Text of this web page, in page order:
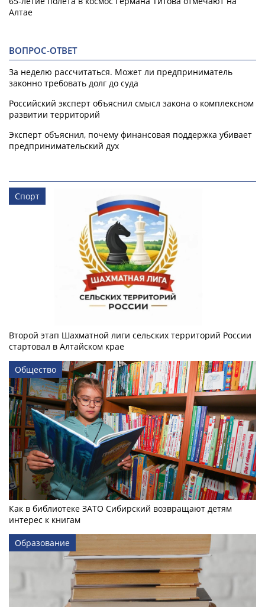
Алтае
ВОПРОС-ОТВЕТ
За неделю рассчитаться. Может ли предприниматель
законно требовать долг до суда
Российский эксперт объяснил смысл закона о комплексном
развитии территорий
Эксперт объяснил, почему финансовая поддержка убивает
предпринимательский дух
Спорт
Второй этап Шахматной лиги сельских территорий России
стартовал в Алтайском крае
Общество
Как в библиотеке ЗАТО Сибирский возвращают детям
интерес к книгам
Образование